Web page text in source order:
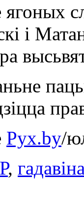
ягоных
і
Pyx.by/
, гадавінa